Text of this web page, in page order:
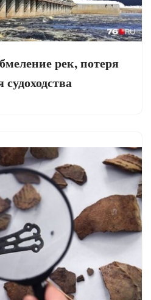
рек, потеря